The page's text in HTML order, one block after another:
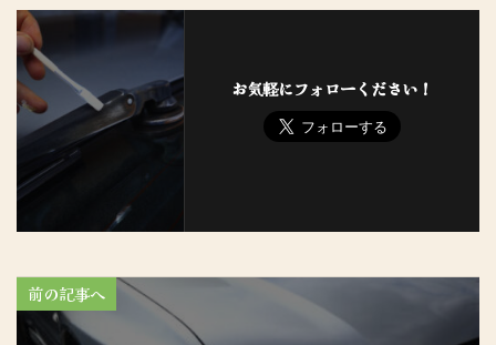
お気軽にフォローください！
前の記事へ